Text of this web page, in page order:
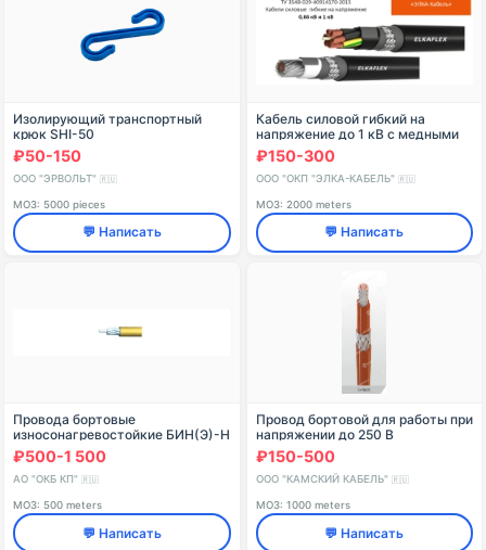
Изолирующий транспортный
крюк SHI-50
₽50-150
ООО "ЭРВОЛЬТ" 🇷🇺
МОЗ: 5000 pieces
💬 Написать
Кабель силовой гибкий на
напряжение до 1 кВ с медными
жилами ELKAFLEX SERVO
КГНнг(А)
₽150-300
ООО "ОКП "ЭЛКА-КАБЕЛЬ" 🇷🇺
МОЗ: 2000 meters
💬 Написать
Провода бортовые
износонагревостойкие БИН(Э)-Н
₽500-1 500
АО "ОКБ КП" 🇷🇺
МОЗ: 500 meters
💬 Написать
Провод бортовой для работы при
напряжении до 250 В
переменного тока частоты до
6000 Гц (350 В постоянного
тока) при атмосферном
₽150-500
ООО "КАМСКИЙ КАБЕЛЬ" 🇷🇺
МОЗ: 1000 meters
💬 Написать